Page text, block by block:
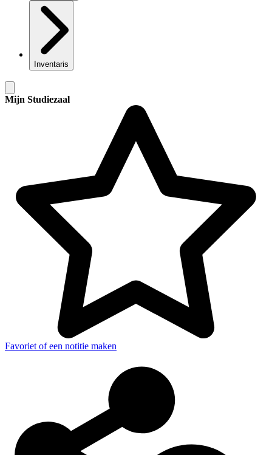
Inventaris
Mijn Studiezaal
Favoriet of een notitie maken